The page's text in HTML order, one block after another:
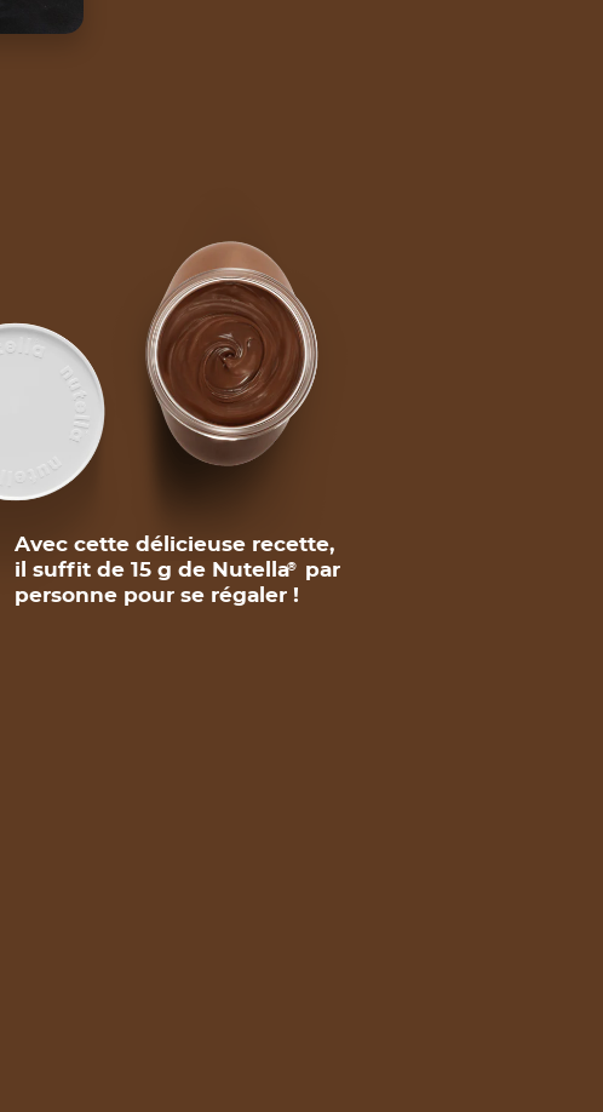
Avec cette délicieuse recette,
il suffit de 15 g de Nutella®
par
personne pour se régaler !